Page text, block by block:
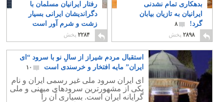
بدهکاری تمام نشدنی
ایرانیان به تازیان بیابان
گرد!
۸
۲۸۹۸ پخش
رفتار ایرانیان مسلمان با
دگراندیشان ایرانی بسیار
زشت و شرم آور است
۲۴
۲۲۸۴ پخش
استقبال مردم شیراز از سالِ نو با سرود “ای
ایران” مایه افتخار و خرسندی است
۱۰
ای ایران سرود ملی غیر رسمی ایران و نام
یکی از مشهورترین سرودهای میهنی و ملی
گرایانه‌ ایران است. بسیاری آن را